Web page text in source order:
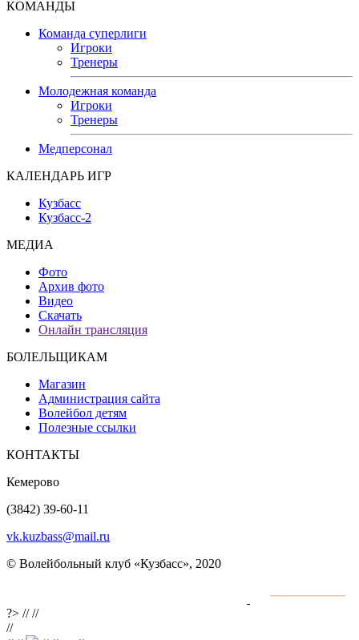
КОМАНДЫ
Команда суперлиги
Игроки
Тренеры
Молодежная команда
Игроки
Тренеры
Медперсонал
КАЛЕНДАРЬ ИГР
Кузбасс
Кузбасс-2
МЕДИА
Фото
Архив фото
Видео
Скачать
Онлайн трансляция
БОЛЕЛЬЩИКАМ
Магазин
Администрация сайта
Волейбол детям
Полезные ссылки
КОНТАКТЫ
Кемерово
(3842) 39-60-11
vk.kuzbass@mail.ru
© Волейбольный клуб «Кузбасс», 2020
?> ////
//